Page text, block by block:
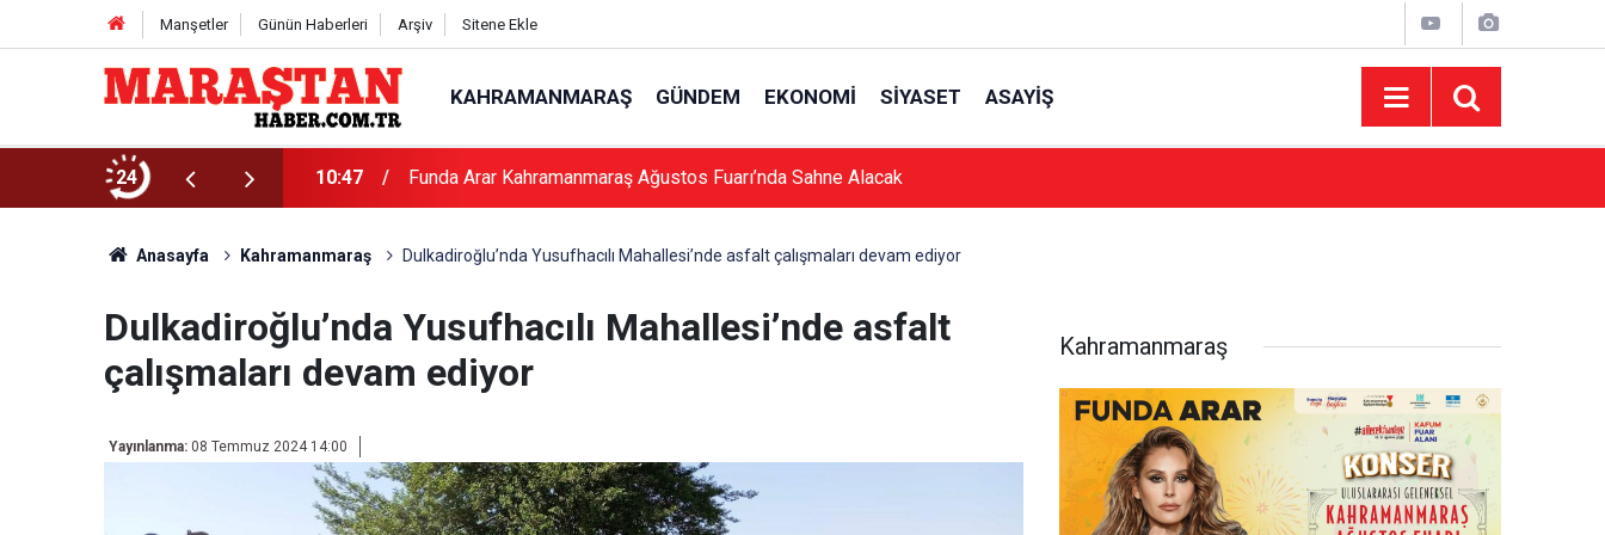
Manşetler Günün Haberleri Arşiv Sitene Ekle
KAHRAMANMARAŞ GÜNDEM EKONOMI SIYASET ASAYIŞ
24 10:47 Funda Arar Kahramanmaraş Ağustos Fuarı’nda Sahne Alacak
Anasayfa Kahramanmaraş Dulkadiroğlu’nda Yusufhacılı Mahallesi’nde asfalt çalışmaları devam ediyor
Dulkadiroğlu’nda Yusufhacılı Mahallesi’nde asfalt
çalışmaları devam ediyor
Yayınlanma: 08 Temmuz 2024 14:00
Kahramanmaraş